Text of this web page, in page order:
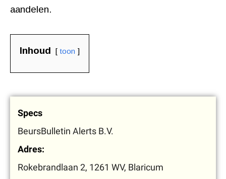
aandelen.
Inhoud toon
Specs
BeursBulletin Alerts B.V.
Adres:
Rokebrandlaan 2, 1261 WV, Blaricum